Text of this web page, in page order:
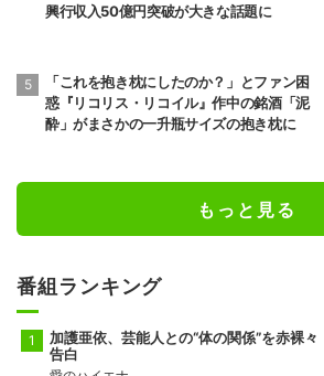
興行収入50億円突破が大きな話題に
「これを抱き枕にしたのか？」とファン困
惑『リコリス・リコイル』作中の銘酒「泥
酔」がまさかの一升瓶サイズの抱き枕に
もっと見る
番組ランキング
加護亜依、芸能人との“体の関係”を赤裸々
告白